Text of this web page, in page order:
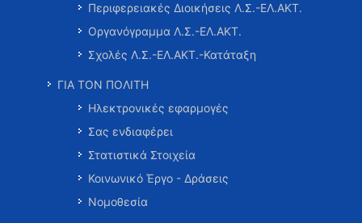
Περιφερειακές Διοικήσεις Λ.Σ.-ΕΛ.ΑΚΤ.
Οργανόγραμμα Λ.Σ.-ΕΛ.ΑΚΤ.
Σχολές Λ.Σ.-ΕΛ.ΑΚΤ.-Κατάταξη
ΓΙΑ ΤΟΝ ΠΟΛΙΤΗ
Ηλεκτρονικές εφαρμογές
Σας ενδιαφέρει
Στατιστικά Στοιχεία
Κοινωνικό Έργο - Δράσεις
Νομοθεσία